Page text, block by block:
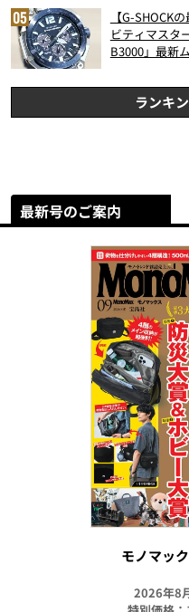
【G-SHOCK
ビティマスタ
B3000」最新
ランキ
最新号のご案内
モノマッ
2026年8